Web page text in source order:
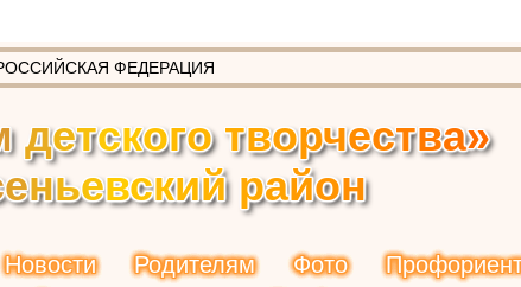
ФЕДЕРАЦИЯ
детского творчества»
еньевский район
Новости Родителям Фото